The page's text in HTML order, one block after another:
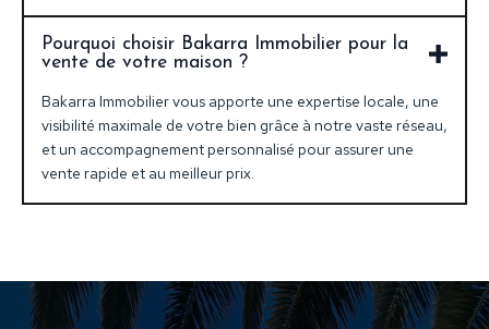
Pourquoi choisir Bakarra Immobilier pour la
vente de votre maison ?
Bakarra Immobilier vous apporte une expertise locale, une
visibilité maximale de votre bien grâce à notre vaste réseau,
et un accompagnement personnalisé pour assurer une
vente rapide et au meilleur prix.